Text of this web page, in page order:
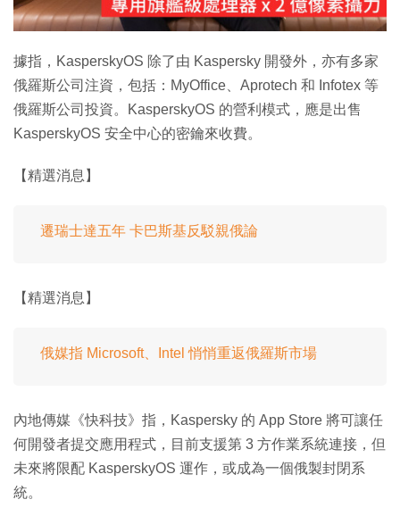
影
片
據指，KasperskyOS 除了由 Kaspersky 開發外，亦有多家
俄羅斯公司注資，包括：MyOffice、Aprotech 和 Infotex 等
俄羅斯公司投資。KasperskyOS 的營利模式，應是出售
KasperskyOS 安全中心的密鑰來收費。
【精選消息】
遷瑞士達五年 卡巴斯基反駁親俄論
【精選消息】
俄媒指 Microsoft、Intel 悄悄重返俄羅斯市場
內地傳媒《快科技》指，Kaspersky 的 App Store 將可讓任
何開發者提交應用程式，目前支援第 3 方作業系統連接，但
未來將限配 KasperskyOS 運作，或成為一個俄製封閉系
統。